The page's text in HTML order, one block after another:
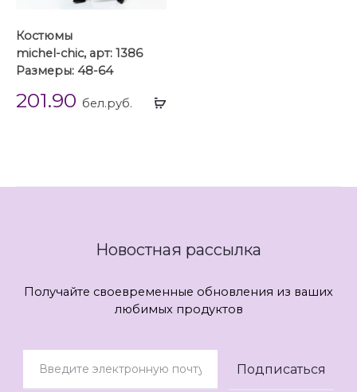
Выбрать
Костюмы
michel-chic, арт: 1386
Размеры: 48-64
201.90 бел.руб.
Новостная рассылка
Получайте своевременные обновления из ваших
любимых продуктов